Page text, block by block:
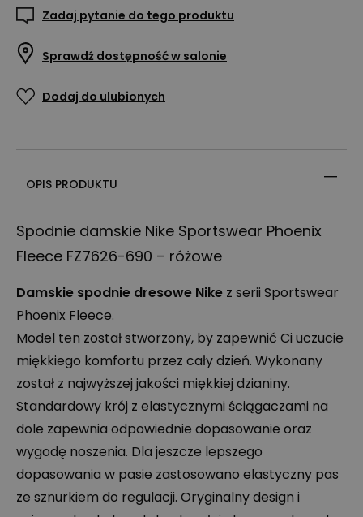
Zadaj pytanie do tego produktu
Sprawdź dostępność w salonie
Dodaj do ulubionych
OPIS PRODUKTU
Spodnie damskie Nike Sportswear Phoenix
Fleece FZ7626-690 – różowe
Damskie spodnie dresowe Nike z serii Sportswear
Phoenix Fleece.
Model ten został stworzony, by zapewnić Ci uczucie
miękkiego komfortu przez cały dzień. Wykonany
został z najwyższej jakości miękkiej dzianiny.
Standardowy krój z elastycznymi ściągaczami na
dole zapewnia odpowiednie dopasowanie oraz
wygodę noszenia. Dla jeszcze lepszego
dopasowania w pasie zastosowano elastyczny pas
ze sznurkiem do regulacji. Oryginalny design i